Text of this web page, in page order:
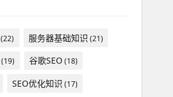
(22) 服务器基础知识 (21)
(19) 谷歌SEO (18)
SEO优化知识 (17)